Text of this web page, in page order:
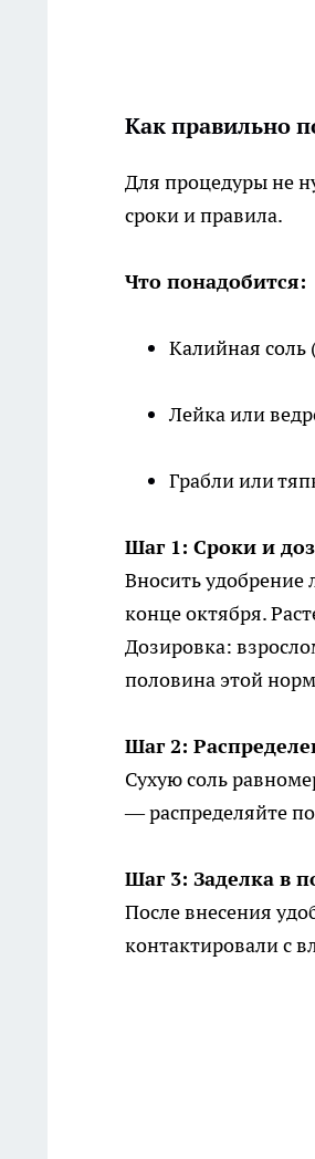
Как правильно
Для процедуры не
сроки и правила.
Что понадобится:
Калийная соль
Лейка или
Грабли или
Шаг 1: Сроки и
Вносить удобрение
конце октября.
Дозировка:
половина этой
Шаг 2:
Сухую соль
— распределяйте
Шаг 3: Заделка в
После внесения
контактировали с